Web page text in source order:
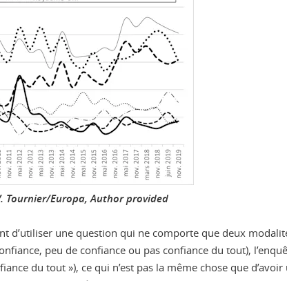
Tournier/Europa,Author provided
d’utiliser une question qui ne comporte que deux
peu de confiance ou pas confiance du tout),
du tout »), ce qui n’est pas la même chose que